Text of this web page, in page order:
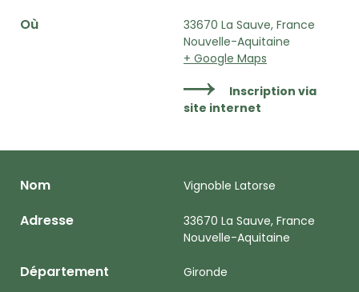
Où
33670 La Sauve, France
Nouvelle-Aquitaine
+ Google Maps
Inscription via
site internet
Nom Vignoble Latorse
Adresse
33670 La Sauve, France
Nouvelle-Aquitaine
Département Gironde